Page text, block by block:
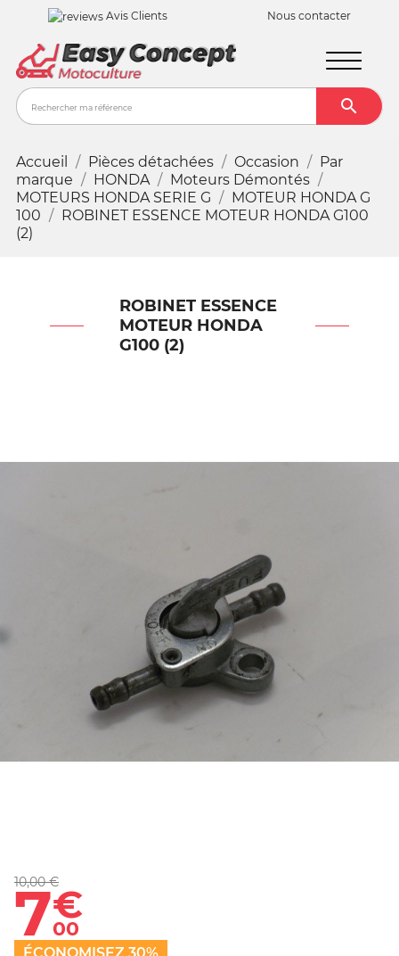
Avis Clients Nous contacter

Accueil Pièces détachées Occasion
Par
marque
HONDA
Moteurs Démontés
MOTEURS HONDA SERIE G
MOTEUR HONDA G
100
ROBINET ESSENCE MOTEUR HONDA G100
(2)
ROBINET ESSENCE
MOTEUR HONDA
G100 (2)
10,00 €
7€
00